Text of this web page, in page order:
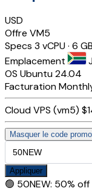
USD
Offre VM5
Specs 3 vCPU · 6
Emplacement
OS Ubuntu 24.04
Facturation
Cloud VPS (vm5)
Masquer le code promo
Appliquer
🟢 50NEW: 50% off